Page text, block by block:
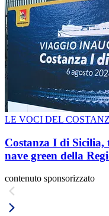
LE VOCI DEL
Costanza I di Sicilia,
nave green della
contenuto sponsorizzato